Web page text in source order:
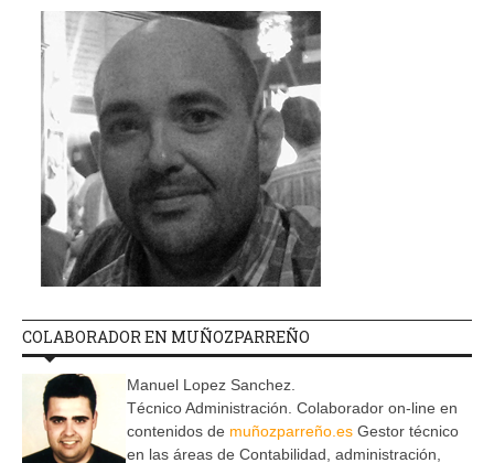
COLABORADOR EN MUÑOZPARREÑO
Manuel Lopez Sanchez.
Técnico Administración. Colaborador on-line en
contenidos de muñozparreño.es Gestor técnico
en las áreas de Contabilidad, administración,